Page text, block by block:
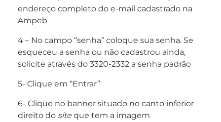
endereço completo do e-mail cadastrado na
Ampeb
4 – No campo “senha” coloque sua senha. Se
esqueceu a senha ou não cadastrou ainda,
solicite através do 3320-2332 a senha padrão
5- Clique em “Entrar”
6- Clique no banner situado no canto inferior
direito do site que tem a imagem